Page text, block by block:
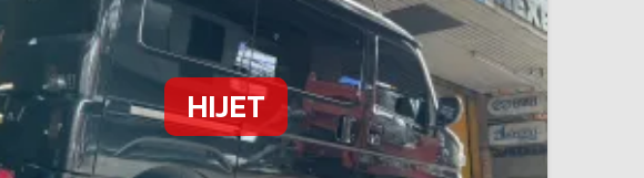
HIJET